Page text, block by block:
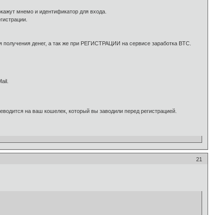
мнемо и идентификатор для входа.
денег, а так же при РЕГИСТРАЦИИ на сервисе заработка BTC.
на ваш кошелек, который вы заводили перед регистрацией.
21